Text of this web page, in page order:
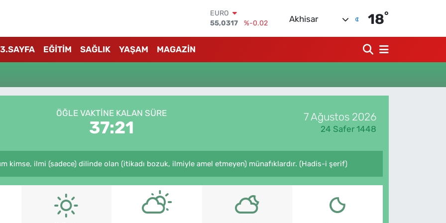
EURO
55,0317
%-0.02
6510.40
%0.45
Akhisar 18°
3.SAYFA EĞİTİM SAĞLIK YAŞAM MAGAZİN
ÖĞLE VAKTINE KALAN SÜRE
37:20
7 Ağustos 2026
24 Safer 1448
kimse, ilmi (sadece) dilinde olan (itikadı bozuk, ilmiyle amel etmeyen) münafıklardır. (Hadis-i şerif)